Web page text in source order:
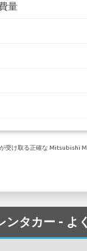
量
受け取る正確な Mitsubishi
タカー - よ